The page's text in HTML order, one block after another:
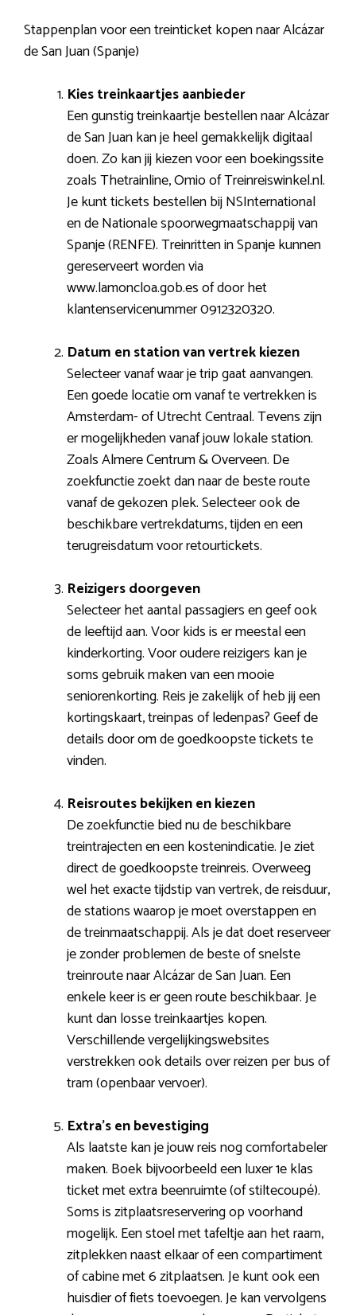
Stappenplan voor een treinticket kopen naar Alcázar
de San Juan (Spanje)
Kies treinkaartjes aanbieder
Een gunstig treinkaartje bestellen naar Alcázar
de San Juan kan je heel gemakkelijk digitaal
doen. Zo kan jij kiezen voor een boekingssite
zoals Thetrainline, Omio of Treinreiswinkel.nl.
Je kunt tickets bestellen bij NSInternational
en de Nationale spoorwegmaatschappij van
Spanje (RENFE). Treinritten in Spanje kunnen
gereserveert worden via
www.lamoncloa.gob.es of door het
klantenservicenummer 0912320320.
Datum en station van vertrek kiezen
Selecteer vanaf waar je trip gaat aanvangen.
Een goede locatie om vanaf te vertrekken is
Amsterdam- of Utrecht Centraal. Tevens zijn
er mogelijkheden vanaf jouw lokale station.
Zoals Almere Centrum & Overveen. De
zoekfunctie zoekt dan naar de beste route
vanaf de gekozen plek. Selecteer ook de
beschikbare vertrekdatums, tijden en een
terugreisdatum voor retourtickets.
Reizigers doorgeven
Selecteer het aantal passagiers en geef ook
de leeftijd aan. Voor kids is er meestal een
kinderkorting. Voor oudere reizigers kan je
soms gebruik maken van een mooie
seniorenkorting. Reis je zakelijk of heb jij een
kortingskaart, treinpas of ledenpas? Geef de
details door om de goedkoopste tickets te
vinden.
Reisroutes bekijken en kiezen
De zoekfunctie bied nu de beschikbare
treintrajecten en een kostenindicatie. Je ziet
direct de goedkoopste treinreis. Overweeg
wel het exacte tijdstip van vertrek, de reisduur,
de stations waarop je moet overstappen en
de treinmaatschappij. Als je dat doet reserveer
je zonder problemen de beste of snelste
treinroute naar Alcázar de San Juan. Een
enkele keer is er geen route beschikbaar. Je
kunt dan losse treinkaartjes kopen.
Verschillende vergelijkingswebsites
verstrekken ook details over reizen per bus of
tram (openbaar vervoer).
Extra’s en bevestiging
Als laatste kan je jouw reis nog comfortabeler
maken. Boek bijvoorbeeld een luxer 1e klas
ticket met extra beenruimte (of stiltecoupé).
Soms is zitplaatsreservering op voorhand
mogelijk. Een stoel met tafeltje aan het raam,
zitplekken naast elkaar of een compartiment
of cabine met 6 zitplaatsen. Je kunt ook een
huisdier of fiets toevoegen. Je kan vervolgens